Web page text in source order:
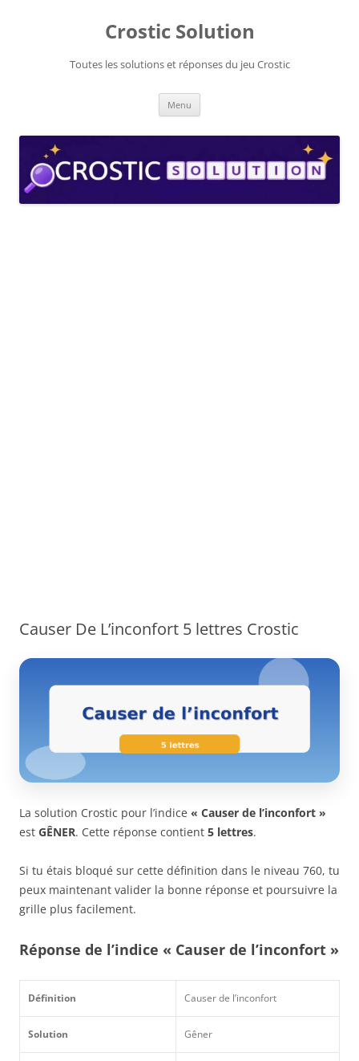
Crostic Solution
Toutes les solutions et réponses du jeu Crostic
Menu
Causer De L’inconfort 5 lettres Crostic
La solution Crostic pour l’indice « Causer de l’inconfort »
est GÊNER. Cette réponse contient 5 lettres.
Si tu étais bloqué sur cette définition dans le niveau 760, tu
peux maintenant valider la bonne réponse et poursuivre la
grille plus facilement.
Réponse de l’indice « Causer de l’inconfort »
Définition Causer de l’inconfort
Solution Gêner